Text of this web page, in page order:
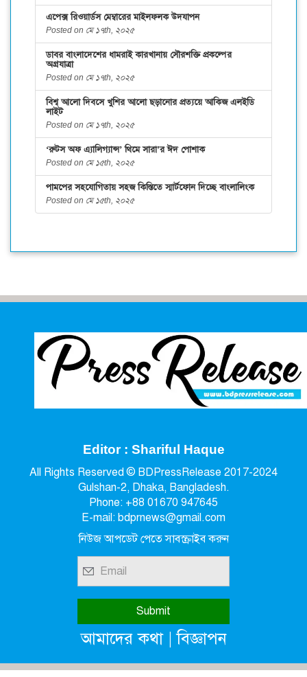
এপেক্স রিওয়ার্ডস মেম্বারের মাইলফলক উদযাপন
Posted on মে ১৭th, ২০২৫
ডাবর বাংলাদেশের ধামরাই কারখানায় সৌরশক্তি প্রকল্পের
অগ্রযাত্রা
Posted on মে ১৭th, ২০২৫
বিশ্ব আলো দিবসে খুশির আলো ছড়ানোর প্রত্যয়ে আকিজ এলইডি
লাইট
Posted on মে ১৭th, ২০২৫
‘রুটস অফ এ্যালিগ্যান্স’ থিমে সারা’র ঈদ পোশাক
Posted on মে ১৫th, ২০২৫
পামপের সহযোগিতায় সহজ কিস্তিতে স্মার্টফোন দিচ্ছে বাংলালিংক
Posted on মে ১৫th, ২০২৫
Editor : Shariful Haque
All Rights Reserved © BDPressRelease 2017-2024
Gulshan-2, Dhaka, Bangladesh.
Phone: +88 01670 947645
E-mail: bdprnews@gmail.com
নিউজ আপডেট পেতে সাবস্ক্রাইব করুন
আমাদের কথা|বিজ্ঞাপন